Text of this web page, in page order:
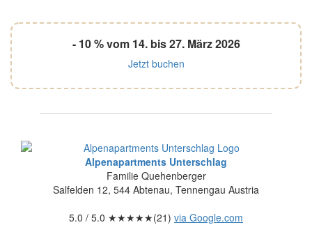
- 10 % vom 14. bis 27. März 2026
Jetzt buchen
Alpenapartments Unterschlag
Familie Quehenberger
Salfelden 12, 544 Abtenau, Tennengau Austria
5.0 / 5.0 ★★★★★(21) via Google.com